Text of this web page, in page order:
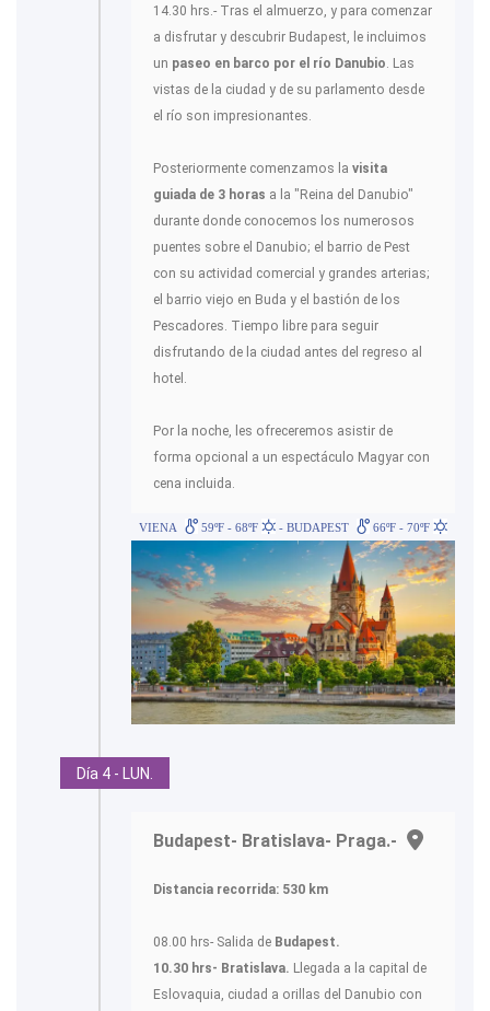
14.30 hrs.- Tras el almuerzo, y para comenzar
a disfrutar y descubrir Budapest, le incluimos
un paseo en barco por el río Danubio . Las
vistas de la ciudad y de su parlamento desde
el río son impresionantes.
Posteriormente comenzamos la visita
guiada de 3 horas a la "Reina del Danubio"
durante donde conocemos los numerosos
puentes sobre el Danubio; el barrio de Pest
con su actividad comercial y grandes arterias;
el barrio viejo en Buda y el bastión de los
Pescadores. Tiempo libre para seguir
disfrutando de la ciudad antes del regreso al
hotel.
Por la noche, les ofreceremos asistir de
forma opcional a un espectáculo Magyar con
cena incluida.
VIENA 59ºF - 68ºF - BUDAPEST 66ºF - 70ºF
Día 4 - LUN.
Budapest- Bratislava- Praga.-
Distancia recorrida: 530 km
08.00 hrs- Salida de Budapest.
10.30 hrs- Bratislava. Llegada a la capital de
Eslovaquia, ciudad a orillas del Danubio con